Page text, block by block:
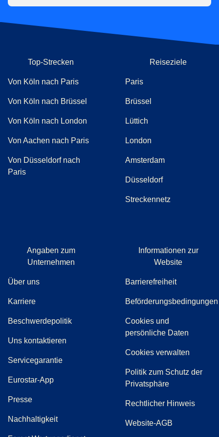
Top-Strecken
Von Köln nach Paris
Von Köln nach Brüssel
Von Köln nach London
Von Aachen nach Paris
Von Düsseldorf nach
Paris
Reiseziele
Paris
Brüssel
Lüttich
London
Amsterdam
Düsseldorf
Streckennetz
Angaben zum
Unternehmen
Über uns
Karriere
Beschwerdepolitik( Öffnet einen neuen Tab )
( öffnet eine PDF)
Uns kontaktieren
Servicegarantie
Eurostar-App
Presse(
Nachhaltigkeit
Informationen zur
Website
Barrierefreiheit
Beförderungsbedingungen
Cookies und
persönliche Daten
Cookies verwalten
Politik zum Schutz der
Privatsphäre
Rechtlicher Hinweis
Website-AGB